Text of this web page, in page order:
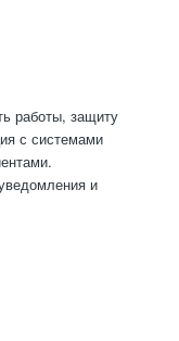
работы, защиту
с системами
и